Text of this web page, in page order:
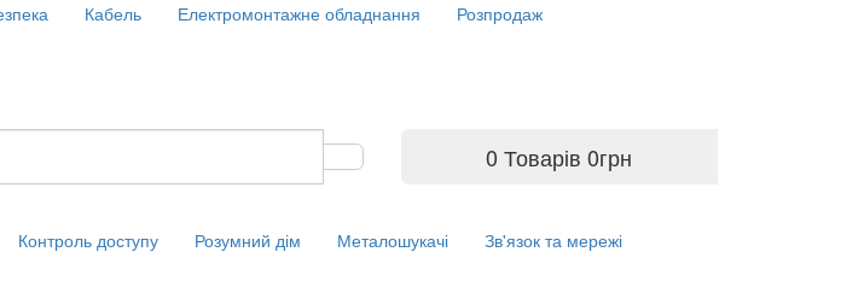
Кабель Електромонтажне обладнання Розпродаж
0 Товарів 0грн
Контроль доступу Розумний дім Металошукачі Зв'язок та мережі